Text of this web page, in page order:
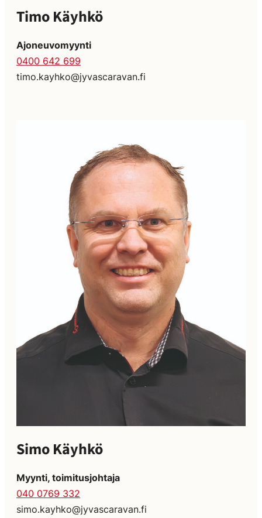
Timo Käyhkö
Ajoneuvomyynti
0400 642 699
timo.kayhko@jyvascaravan.fi
Simo Käyhkö
Myynti, toimitusjohtaja
040 0769 332
simo.kayhko@jyvascaravan.fi